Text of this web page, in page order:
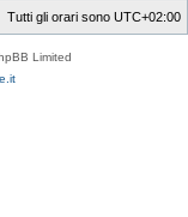
Tutti gli orari sono UTC+02:00
Limited